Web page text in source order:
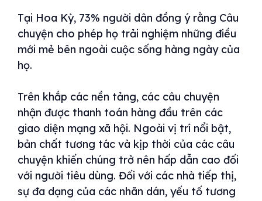
Tại Hoa Kỳ, 73% người dân đồng ý rằng Câu
chuyện cho phép họ trải nghiệm những điều
mới mẻ bên ngoài cuộc sống hàng ngày của
họ.
Trên khắp các nền tảng, các câu chuyện
nhận được thanh toán hàng đầu trên các
giao diện mạng xã hội. Ngoài vị trí nổi bật,
bản chất tương tác và kịp thời của các câu
chuyện khiến chúng trở nên hấp dẫn cao đối
với người tiêu dùng. Đối với các nhà tiếp thị,
sự đa dạng của các nhãn dán, yếu tố tương